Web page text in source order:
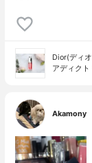
Dior(ディ
アディク
Akamony